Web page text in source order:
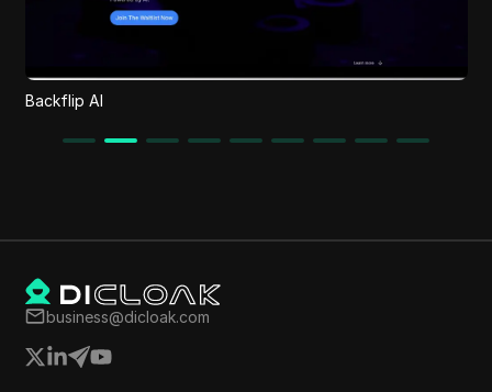
Backflip AI
business@dicloak.com